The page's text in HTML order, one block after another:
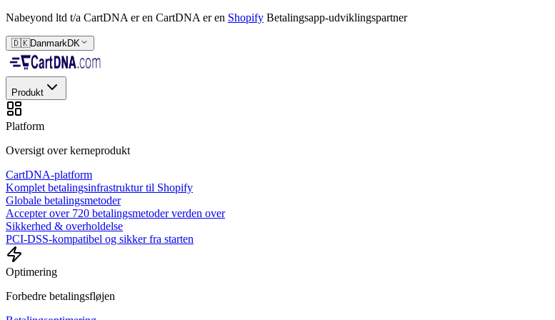
Nabeyond ltd t/a CartDNA er en CartDNA er en Shopify Betalingsapp-udviklingspartner
🇩🇰DanmarkDK
Produkt
Platform
Oversigt over kerneprodukt
CartDNA-platform
Komplet betalingsinfrastruktur til Shopify
Globale betalingsmetoder
Accepter over 720 betalingsmetoder verden over
Sikkerhed & overholdelse
PCI-DSS-kompatibel og sikker fra starten
Optimering
Forbedre betalingsfløjen